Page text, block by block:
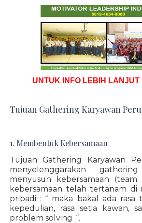
UNTUK INFO LEBIH LANJUT
Tujuan Gathering Karyawan
1. Membentuk Kebersamaan
Tujuan Gathering Karyawan
menyelenggarakan
menyusun kebersamaan (team
kebersamaan telah tertanam di
pribadi : “ maka bakal ada rasa
kepedulian, rasa setia kawan,
problem solving “.